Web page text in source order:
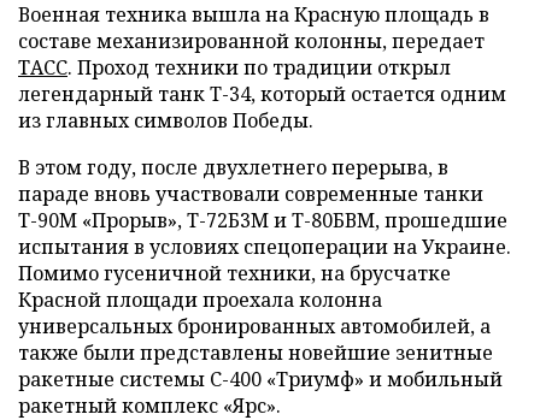
Военная техника вышла на Красную площадь в
составе механизированной колонны, передает
ТАСС. Проход техники по традиции открыл
легендарный танк Т-34, который остается одним
из главных символов Победы.
В этом году, после двухлетнего перерыва, в
параде вновь участвовали современные танки
Т-90М «Прорыв», Т-72Б3М и Т-80БВМ, прошедшие
испытания в условиях спецоперации на Украине.
Помимо гусеничной техники, на брусчатке
Красной площади проехала колонна
универсальных бронированных автомобилей, а
также были представлены новейшие зенитные
ракетные системы С-400 «Триумф» и мобильный
ракетный комплекс «Ярс».